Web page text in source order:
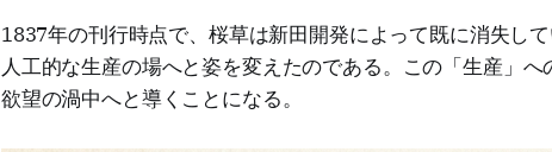
1837年の刊行時点で、桜草は新田開発によって既に消失し
人工的な生産の場へと姿を変えたのである。この「生産」
欲望の渦中へと導くことになる。